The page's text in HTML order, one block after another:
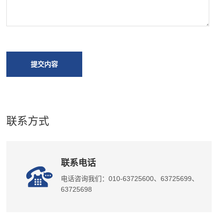
提交内容
联系方式
联系电话
电话咨询我们：010-63725600、63725699、
63725698